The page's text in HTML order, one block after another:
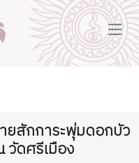
ยสักการะพุ่มดอกบัว
วัดศรีเมือง